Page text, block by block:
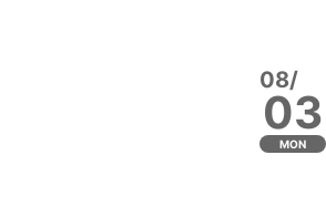
08/
03
MON